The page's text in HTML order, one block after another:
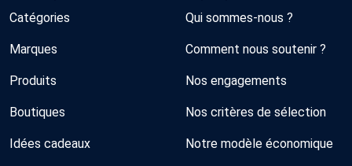
Catégories
Marques
Produits
Boutiques
Idées cadeaux
Qui sommes-nous ?
Comment nous soutenir ?
Nos engagements
Nos critères de sélection
Notre modèle économique